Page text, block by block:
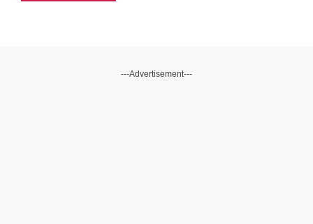
---Advertisement---